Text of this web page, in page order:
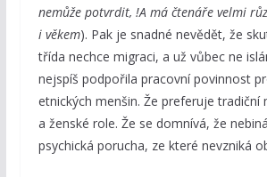
nemůže potvrdit, !A má čtenáře velmi
i věkem). Pak je snadné nevědět, že
třída nechce migraci, a už vůbec ne
nejspíš podpořila pracovní povinnost
etnických menšin. Že preferuje tradiční
a ženské role. Že se domnívá, že
psychická porucha, ze které nevzniká